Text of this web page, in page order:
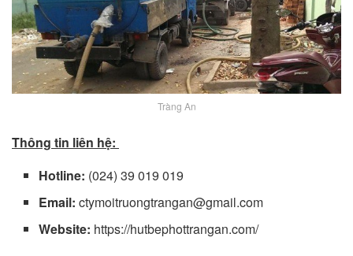
Tràng An
Thông tin liên hệ:
Hotline: (024) 39 019 019
Email:ctymoitruongtrangan@gmail.com
Website: https://hutbephottrangan.com/